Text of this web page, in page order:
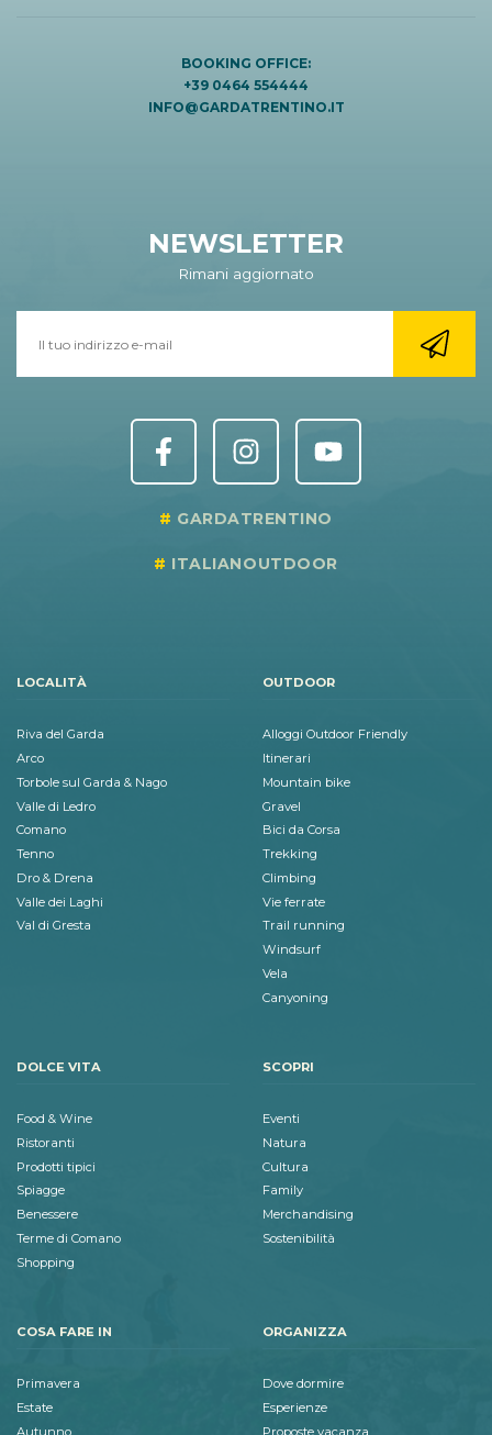
BOOKING OFFICE:
+39 0464 554444
INFO@GARDATRENTINO.IT
NEWSLETTER
Rimani aggiornato
GARDATRENTINO
ITALIANOUTDOOR
LOCALITÀ
Riva del Garda
Arco
Torbole sul Garda & Nago
Valle di Ledro
Comano
Tenno
Dro & Drena
Valle dei Laghi
Val di Gresta
OUTDOOR
Alloggi Outdoor Friendly
Itinerari
Mountain bike
Gravel
Bici da Corsa
Trekking
Climbing
Vie ferrate
Trail running
Windsurf
Vela
Canyoning
DOLCE VITA
Food & Wine
Ristoranti
Prodotti tipici
Spiagge
Benessere
Terme di Comano
Shopping
SCOPRI
Eventi
Natura
Cultura
Family
Merchandising
Sostenibilità
COSA FARE IN
Primavera
Estate
Autunno
ORGANIZZA
Dove dormire
Esperienze
Proposte vacanza